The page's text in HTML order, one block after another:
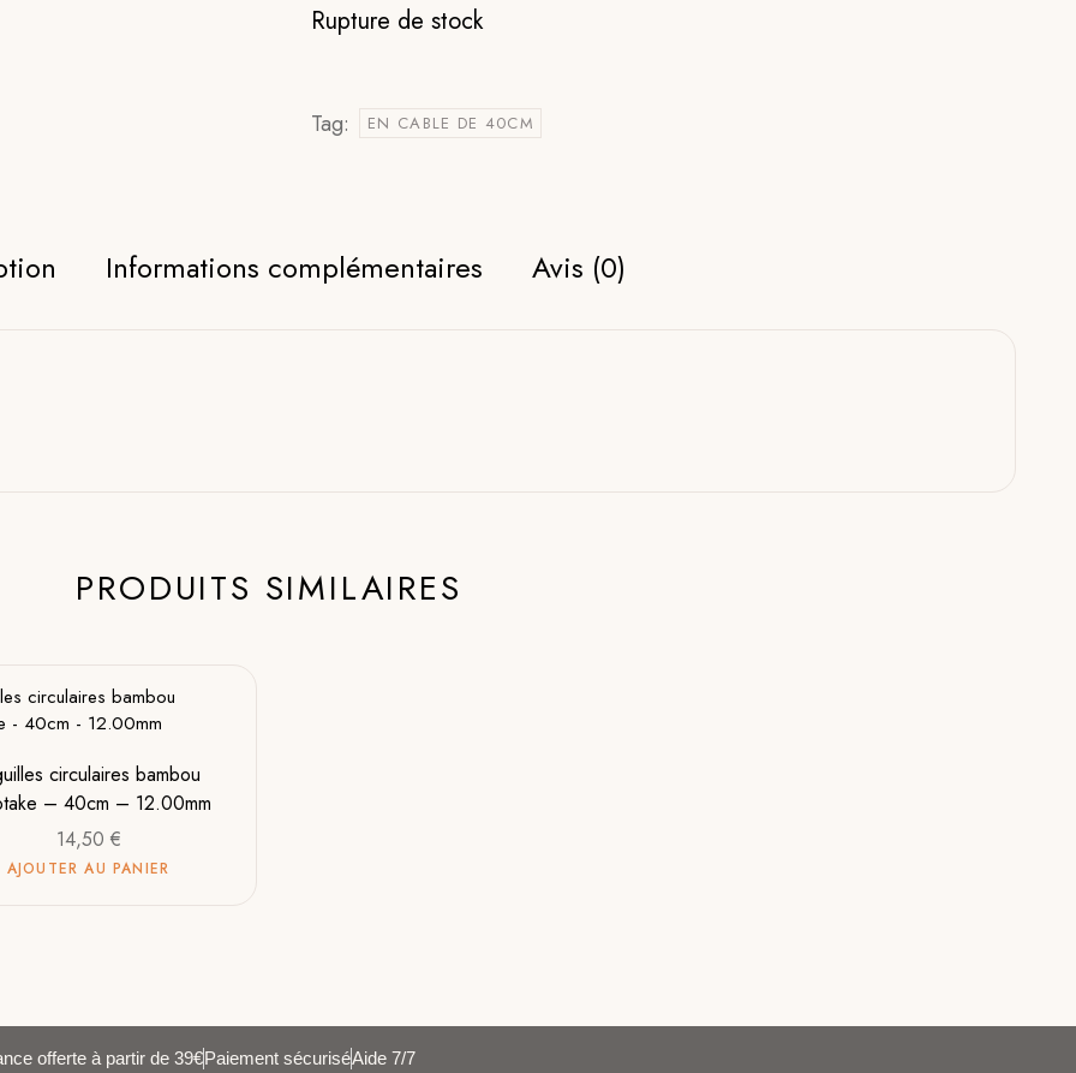
Rupture de stock
Tag: EN CABLE DE 40CM
Informations complémentaires Avis (0)
PRODUITS SIMILAIRES
circulaires bambou
– 40cm – 12.00mm
14,50 €
AJOUTER AU PANIER
offerte à partir de 39€Paiement sécuriséAide 7/7